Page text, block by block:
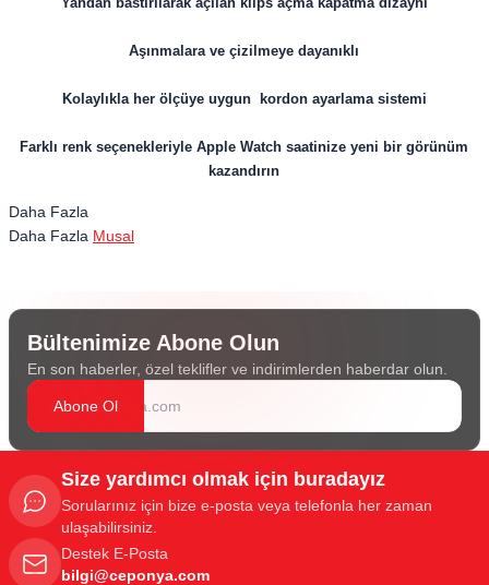
Aşınmalara ve çizilmeye dayanıklı
Kolaylıkla her ölçüye uygun kordon ayarlama sistemi
Farklı renk seçenekleriyle Apple Watch saatinize yeni bir görünüm
kazandırın
Daha Fazla
Daha Fazla Musal
Bültenimize Abone Olun
En son haberler, özel teklifler ve indirimlerden haberdar olun.
Abone Ol
Size yardımcı olmak için buradayız
Sorularınız için bize e-posta veya telefonla her zaman
ulaşabilirsiniz.
Destek E-Posta
bilgi@ceponya.com